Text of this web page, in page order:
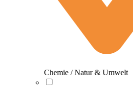
Chemie / Natur & Umwelt